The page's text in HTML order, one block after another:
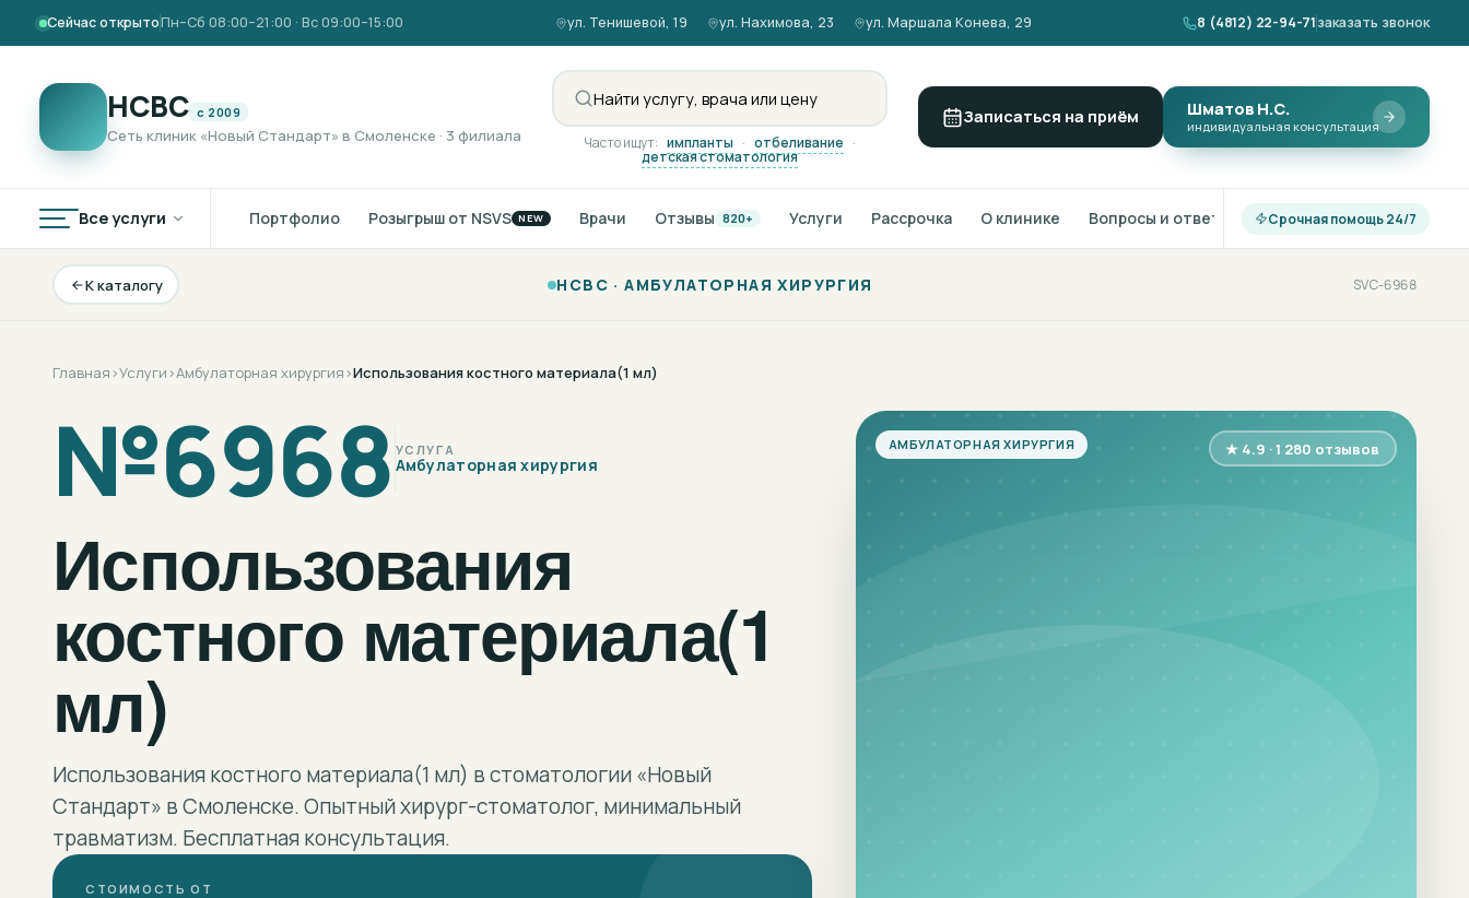
Сейчас открытоПн–Сб 08:00–21:00 · Вс 09:00–15:00 ул. Тенишевой, 19 ул. Нахимова, 23 ул. Маршала Конева, 29 8 (4812) 22-94-71заказать звонок
НСВС с 2009
Сеть клиник «Новый Стандарт» в Смоленске · 3 филиала Часто ищут: импланты · отбеливание ·
детская стоматология
Записаться на приём Шматов Н.С.
индивидуальная консультация
Все услуги Портфолио Розыгрыш от NSVS NEW Врачи Отзывы 820+ Услуги Рассрочка О клинике Вопросы и ответы Срочная помощь 24/7
К каталогу НСВС ·АМБУЛАТОРНАЯ ХИРУРГИЯ SVC-6968
Главная›Услуги›Амбулаторная хирургия›Использования костного материала(1 мл)
№6968 УСЛУГА
Амбулаторная хирургия
Использования
костного материала(1
мл)
Использования костного материала(1 мл) в стоматологии «Новый
Стандарт» в Смоленске. Опытный хирург-стоматолог, минимальный
травматизм. Бесплатная консультация.
СТОИМОСТЬ ОТ
АМБУЛАТОРНАЯ ХИРУРГИЯ ★ 4.9 · 1 280 отзывов